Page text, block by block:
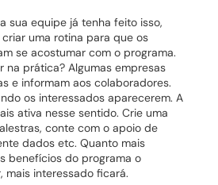
sua equipe já tenha feito isso,
uma rotina para que os
se acostumar com o programa.
na prática? Algumas empresas
e informam aos colaboradores.
os interessados aparecerem. A
ativa nesse sentido. Crie uma
conte com o apoio de
dados etc. Quanto mais
benefícios do programa o
mais interessado ficará.